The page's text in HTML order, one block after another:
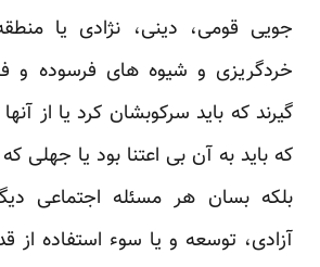
جویی قومی، دینی، نژادی یا
خردگریزی و شیوه های فرسوده و
گیرند که باید سرکوبشان کرد یا از
که باید به آن بی اعتنا بود یا جهلی
بلکه بسان هر مسئله اجتماعی
آزادی، توسعه و یا سوء استفاده از